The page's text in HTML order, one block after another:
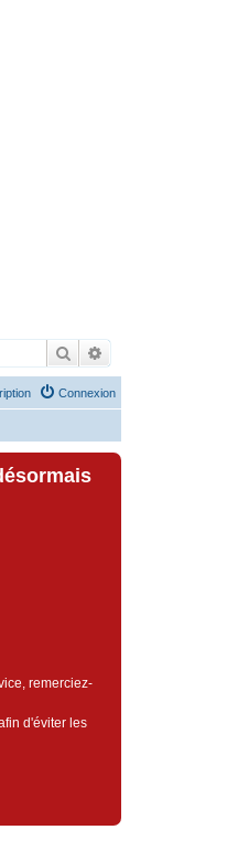
Rechercher
Connexion
remerciez-
d'éviter les